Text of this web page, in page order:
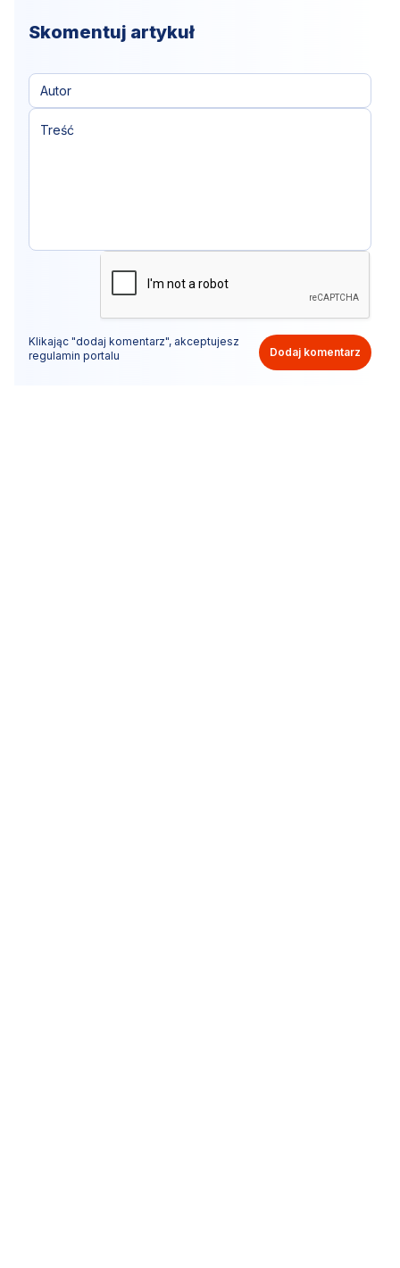
Skomentuj artykuł
Klikając "dodaj komentarz", akceptujesz
regulamin portalu
Dodaj komentarz